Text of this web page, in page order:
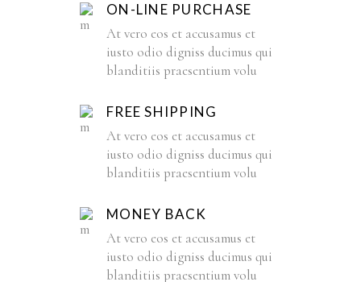
ON-LINE PURCHASE
At vero eos et accusamus et
iusto odio digniss ducimus qui
blanditiis praesentium volu
FREE SHIPPING
At vero eos et accusamus et
iusto odio digniss ducimus qui
blanditiis praesentium volu
MONEY BACK
At vero eos et accusamus et
iusto odio digniss ducimus qui
blanditiis praesentium volu